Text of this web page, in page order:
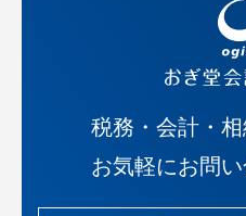
税務・会計・相
お気軽にお問